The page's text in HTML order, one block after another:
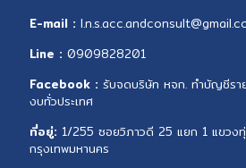
E-mail : l
Line : 0909828201
Facebook : รับจดบริษัท หจก. ทำบัญชีรา
งบทั่วประเทศ
ที่อยู่: 1/255 ซอยวิภาวดี 25 แยก 1 แขวง
กรุงเทพมหานคร